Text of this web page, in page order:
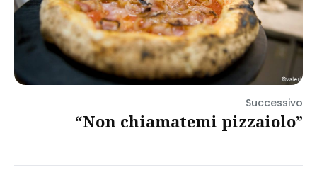
Successivo
“Non chiamatemi pizzaiolo”